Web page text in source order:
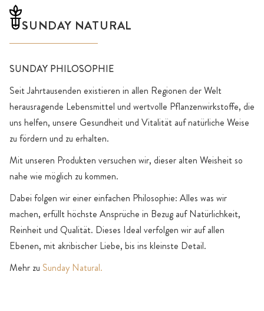
SUNDAY NATURAL
SUNDAY PHILOSOPHIE
Seit Jahrtausenden existieren in allen Regionen der Welt
herausragende Lebensmittel und wertvolle Pflanzenwirkstoffe, die
uns helfen, unsere Gesundheit und Vitalität auf natürliche Weise
zu fördern und zu erhalten.
Mit unseren Produkten versuchen wir, dieser alten Weisheit so
nahe wie möglich zu kommen.
Dabei folgen wir einer einfachen Philosophie: Alles was wir
machen, erfüllt höchste Ansprüche in Bezug auf Natürlichkeit,
Reinheit und Qualität. Dieses Ideal verfolgen wir auf allen
Ebenen, mit akribischer Liebe, bis ins kleinste Detail.
Mehr zu Sunday Natural.